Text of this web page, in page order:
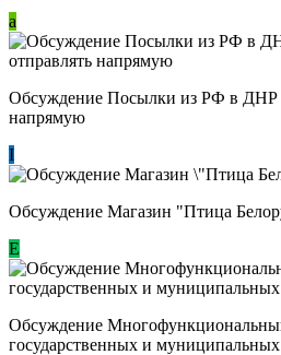
a
Обсуждение Посылки из РФ в ДНР
напрямую
I
Обсуждение Магазин "Птица
Е
Обсуждение
государственных и